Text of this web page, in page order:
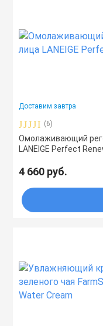
Доставим завтра
(6)
Омолаживающий
LANEIGE Perfect
4 660 руб.